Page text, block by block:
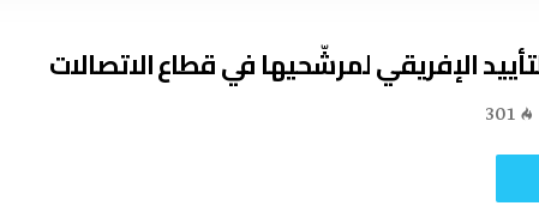
الإفريقي لمرشّحيها في قطاع الاتصالات
301